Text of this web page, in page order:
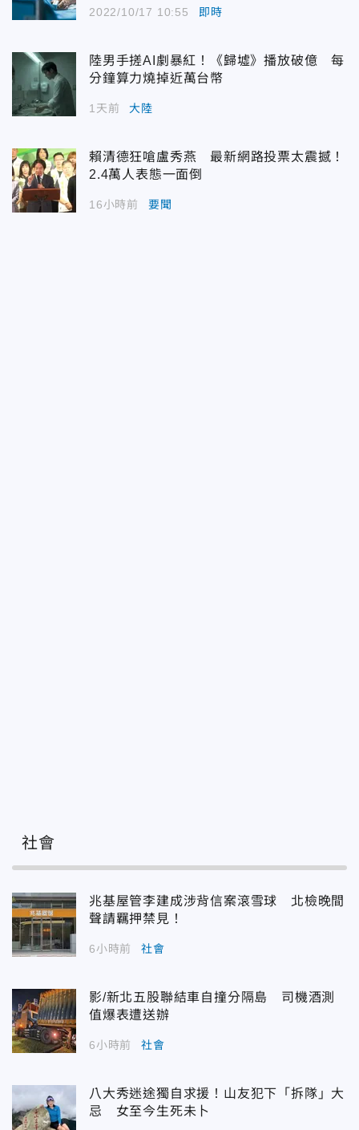
2022/10/17 10:55 即時
陸男手搓AI劇暴紅！《歸墟》播放破億 每
分鐘算力燒掉近萬台幣
1天前 大陸
賴清德狂嗆盧秀燕 最新網路投票太震撼！
2.4萬人表態一面倒
16小時前 要聞
社會
兆基屋管李建成涉背信案滾雪球 北檢晚間
聲請羈押禁見！
6小時前 社會
影/新北五股聯結車自撞分隔島 司機酒測
值爆表遭送辦
6小時前 社會
八大秀迷途獨自求援！山友犯下「拆隊」大
忌 女至今生死未卜